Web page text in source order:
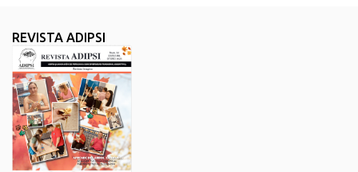
REVISTA ADIPSI